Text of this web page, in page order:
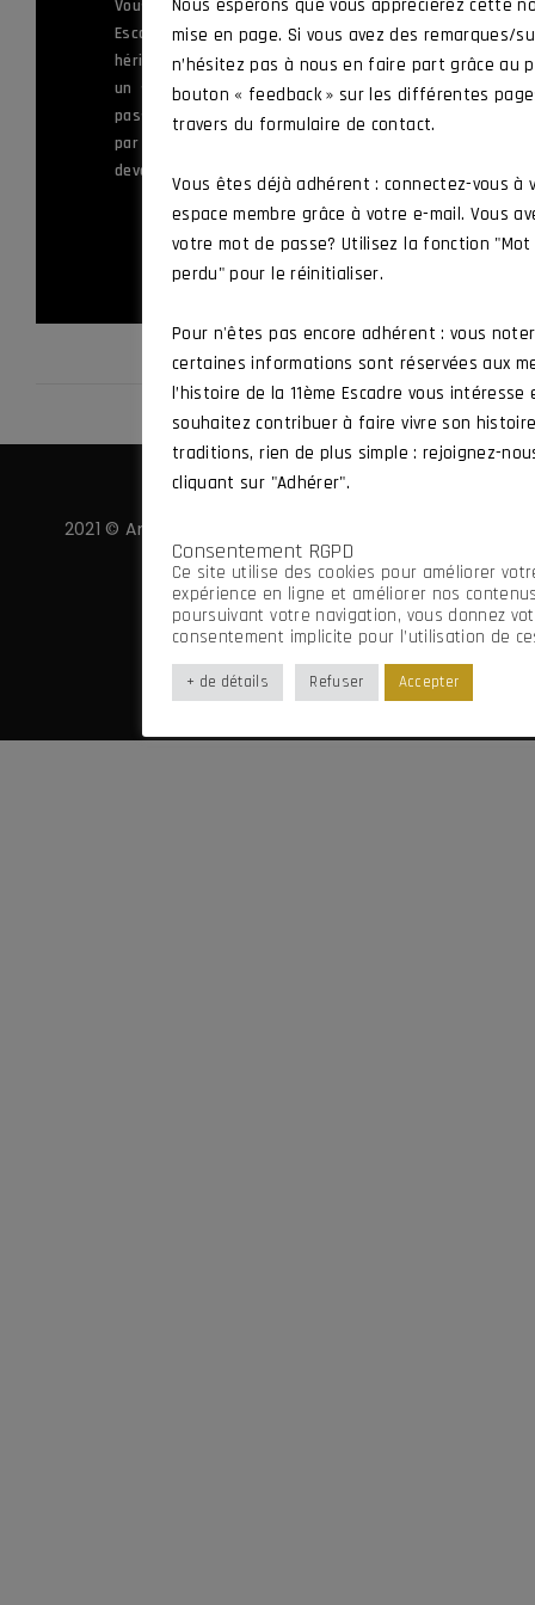
Vous servez ou avez appartenu à la 11
Escadre de Chasse, ou à l’une des unités
héritières de ses traditions, ou vous êtes
un sympathisant souhaitant mettre sa
passion au service des valeurs défendues
par l’Amicale et vous souhaitez en
devenir membre.
ADHÉRER
2021 © Amicale 11 ·
Mentions légales
Imaginé par Frenchify
Nous espérons que vous apprécierez cette
mise en page. Si vous avez des remarques/
n’hésitez pas à nous en faire part grâce au
bouton « feedback » sur les différentes
travers du formulaire de contact.
Vous êtes déjà adhérent : connectez-vous à
espace membre grâce à votre e-mail. Vous
votre mot de passe? Utilisez la fonction
perdu" pour le réinitialiser.
Pour n'êtes pas encore adhérent : vous
certaines informations sont réservées aux
l’histoire de la 11ème Escadre vous intéresse
souhaitez contribuer à faire vivre son
traditions, rien de plus simple : rejoignez-
cliquant sur "Adhérer".
Consentement RGPD
Ce site utilise des cookies pour améliorer
expérience en ligne et améliorer nos
poursuivant votre navigation, vous donnez
consentement implicite pour l’utilisation de
+ de détails Refuser Accepter